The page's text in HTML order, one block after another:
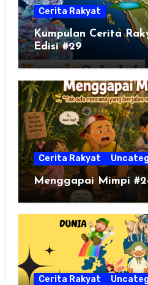
Cerita Rakyat
Kumpulan Cerita
Edisi #29
Cerita Rakyat
Menggapai Mimpi
Cerita Rakyat